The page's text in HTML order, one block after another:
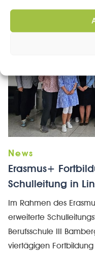
Erasmus+
Schulleitung in
Im Rahmen des
erweiterte
Berufsschule III
viertägigen